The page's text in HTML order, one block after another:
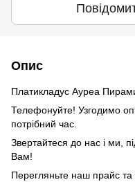
Опис
Платикладус Ауреа
Телефонуйте! Узгодимо
потрібний час.
Звертайтеся до нас і ми,
Вам!
Перегляньте наш прайс